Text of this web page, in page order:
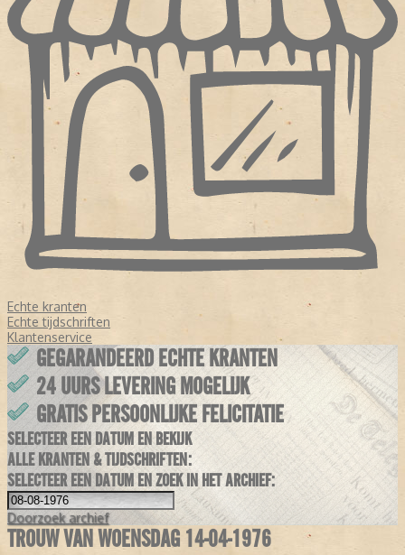
Echte kranten
Echte tijdschriften
Klantenservice
GEGARANDEERD ECHTE KRANTEN
24 UURS LEVERING MOGELIJK
GRATIS PERSOONLIJKE FELICITATIE
SELECTEER EEN DATUM EN BEKIJK
ALLE KRANTEN & TIJDSCHRIFTEN:
SELECTEER EEN DATUM EN ZOEK IN HET ARCHIEF:
Doorzoek archief
TROUW VAN WOENSDAG 14-04-1976